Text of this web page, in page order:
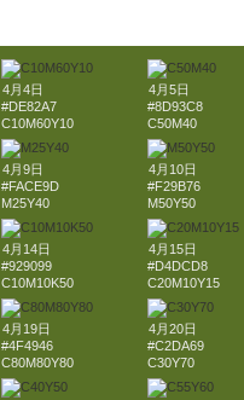
4月4日
#DE82A7
C10M60Y10
4月5日
#8D93C8
C50M40
4月9日
#FACE9D
M25Y40
4月10日
#F29B76
M50Y50
4月14日
#929099
C10M10K50
4月15日
#D4DCD8
C20M10Y15
4月19日
#4F4946
C80M80Y80
4月20日
#C2DA69
C30Y70